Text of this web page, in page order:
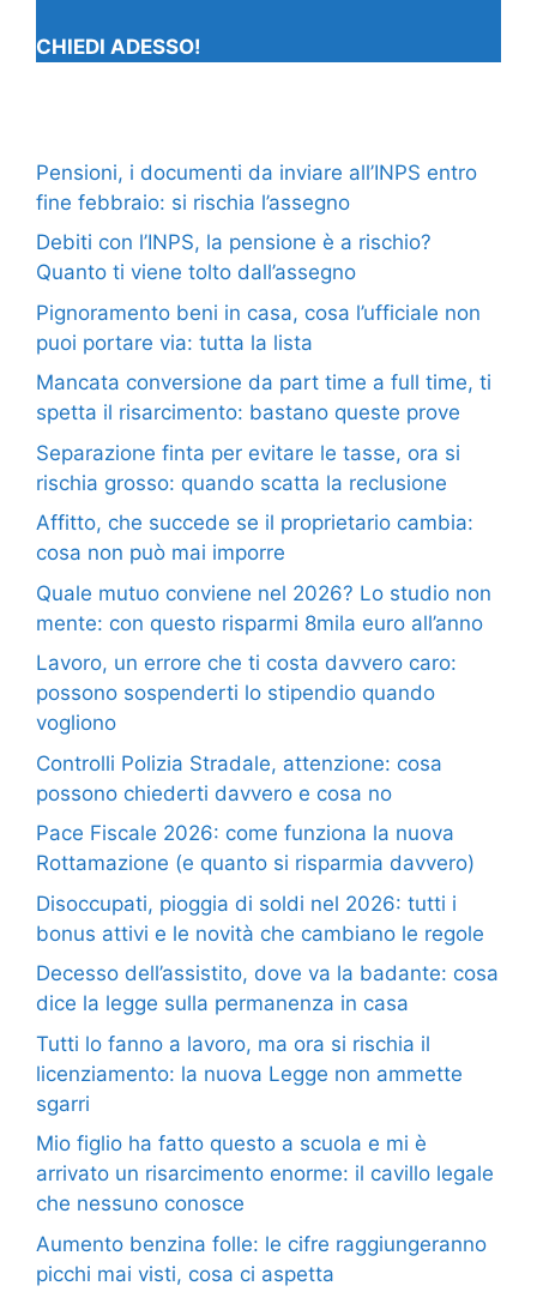
CHIEDI ADESSO!
Pensioni, i documenti da inviare all’INPS entro
fine febbraio: si rischia l’assegno
Debiti con l’INPS, la pensione è a rischio?
Quanto ti viene tolto dall’assegno
Pignoramento beni in casa, cosa l’ufficiale non
puoi portare via: tutta la lista
Mancata conversione da part time a full time, ti
spetta il risarcimento: bastano queste prove
Separazione finta per evitare le tasse, ora si
rischia grosso: quando scatta la reclusione
Affitto, che succede se il proprietario cambia:
cosa non può mai imporre
Quale mutuo conviene nel 2026? Lo studio non
mente: con questo risparmi 8mila euro all’anno
Lavoro, un errore che ti costa davvero caro:
possono sospenderti lo stipendio quando
vogliono
Controlli Polizia Stradale, attenzione: cosa
possono chiederti davvero e cosa no
Pace Fiscale 2026: come funziona la nuova
Rottamazione (e quanto si risparmia davvero)
Disoccupati, pioggia di soldi nel 2026: tutti i
bonus attivi e le novità che cambiano le regole
Decesso dell’assistito, dove va la badante: cosa
dice la legge sulla permanenza in casa
Tutti lo fanno a lavoro, ma ora si rischia il
licenziamento: la nuova Legge non ammette
sgarri
Mio figlio ha fatto questo a scuola e mi è
arrivato un risarcimento enorme: il cavillo legale
che nessuno conosce
Aumento benzina folle: le cifre raggiungeranno
picchi mai visti, cosa ci aspetta